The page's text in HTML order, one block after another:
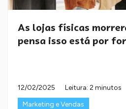
As lojas físicas
pensa isso está por
12/02/2025
Leitura: 2 minutos
Marketing e Vendas